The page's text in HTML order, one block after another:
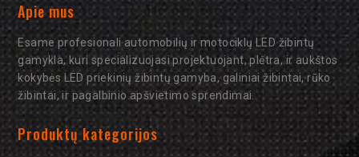
Apie mus
Esame profesionali automobilių ir motociklų LED žibintų
gamykla, kuri specializuojasi projektuojant, plėtra, ir aukštos
kokybės LED priekinių žibintų gamyba, galiniai žibintai, rūko
žibintai, ir pagalbinio apšvietimo sprendimai.
Produktų kategorijos